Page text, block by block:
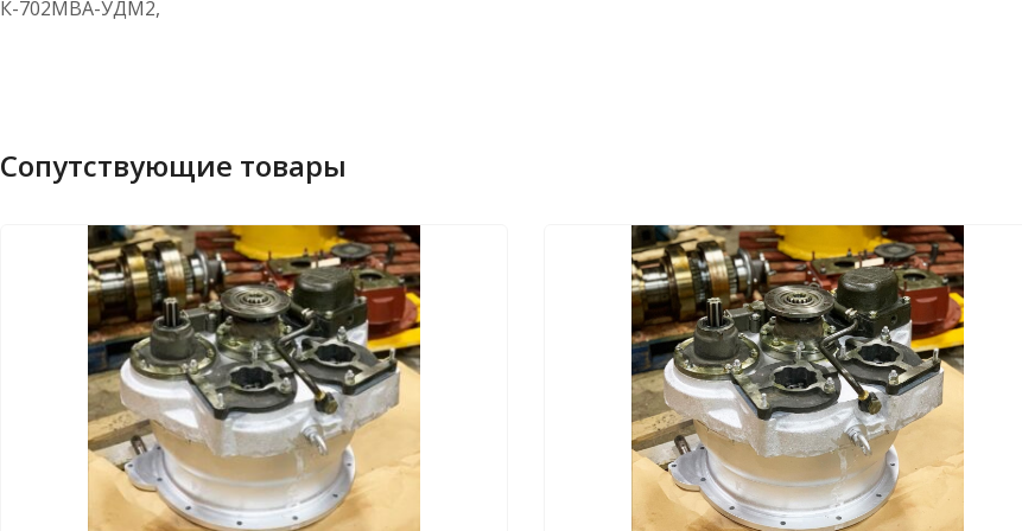
К-702МВА-УДМ2,
Сопутствующие товары